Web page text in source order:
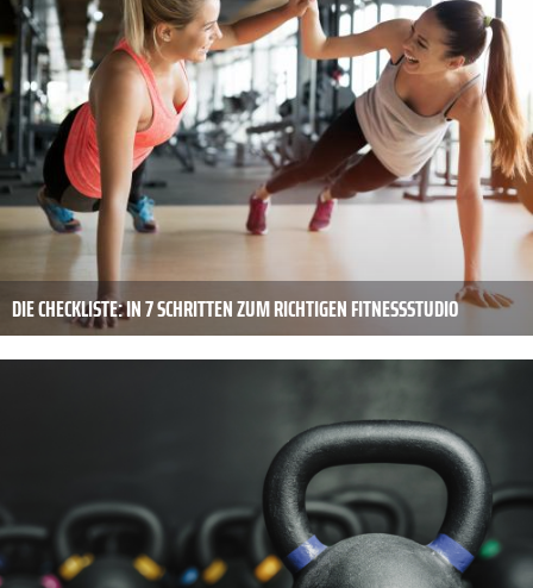
DIE CHECKLISTE: IN 7 SCHRITTEN ZUM RICHTIGEN FITNESSSTUDIO